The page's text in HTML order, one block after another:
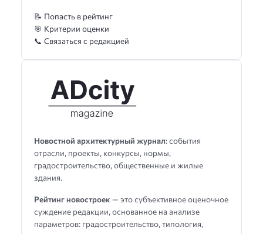
Новостной архитектурный журнал: события
отрасли, проекты, конкурсы, нормы,
градостроительство, общественные и жилые
здания.
Рейтинг новостроек — это субъективное оценочное
суждение редакции, основанное на анализе
параметров: градостроительство, типология,
📝 Попасть в рейтинг
🎯 Критерии оценки
📞 Связаться с редакцией